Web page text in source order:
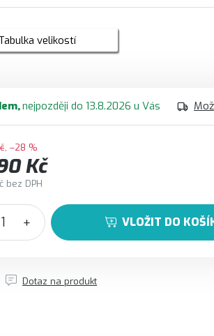
velikostí
13.8.2026
–28 %
Kč
bez DPH
VLOŽIT DO
Dotaz na produkt